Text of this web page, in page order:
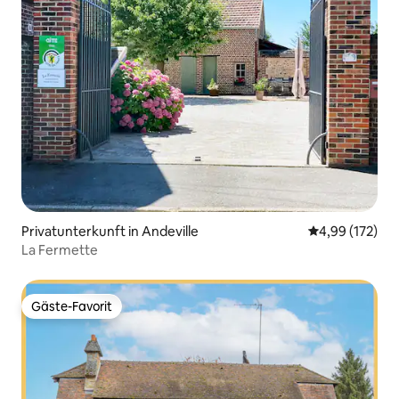
Privatunterkunft in Andeville
4,99 (172)
La Fermette
Gäste-Favorit
Gäste-Favorit